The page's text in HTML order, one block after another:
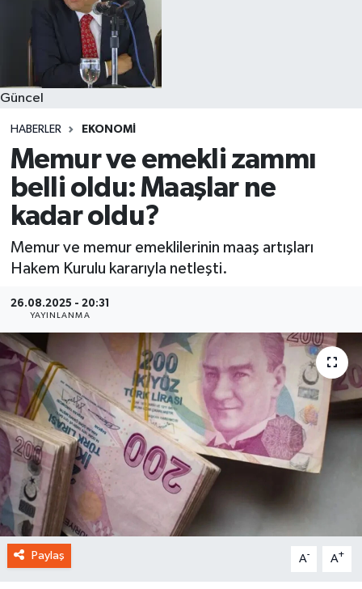
Güncel
HABERLER EKONOMI
Memur ve emekli zammı
belli oldu: Maaşlar ne
kadar oldu?
Memur ve memur emeklilerinin maaş artışları
Hakem Kurulu kararıyla netleşti.
26.08.2025 - 20:31
YAYINLANMA
Paylaş A- A+